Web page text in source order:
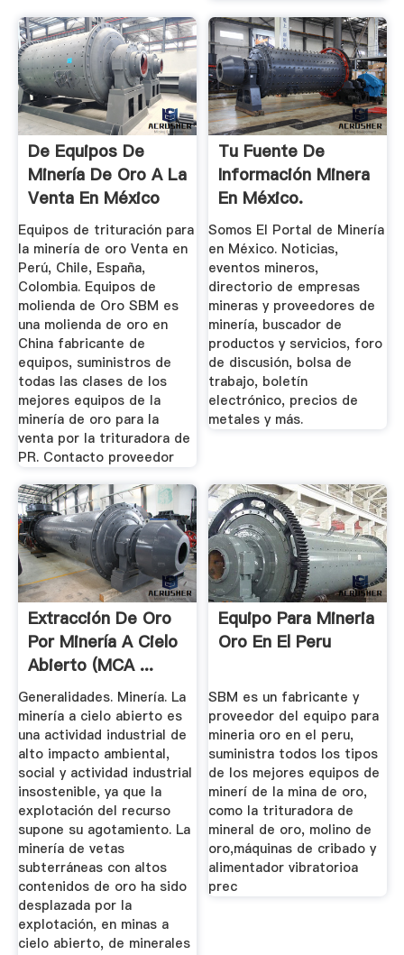
De Equipos De
Minería De Oro A La
Venta En México
Equipos de trituración para
la minería de oro Venta en
Perú, Chile, España,
Colombia. Equipos de
molienda de Oro SBM es
una molienda de oro en
China fabricante de
equipos, suministros de
todas las clases de los
mejores equipos de la
minería de oro para la
venta por la trituradora de
PR. Contacto proveedor
Tu Fuente De
Información Minera
En México.
Somos El Portal de Minería
en México. Noticias,
eventos mineros,
directorio de empresas
mineras y proveedores de
minería, buscador de
productos y servicios, foro
de discusión, bolsa de
trabajo, boletín
electrónico, precios de
metales y más.
Extracción De Oro
Por Minería A Cielo
Abierto (MCA ...
Generalidades. Minería. La
minería a cielo abierto es
una actividad industrial de
alto impacto ambiental,
social y actividad industrial
insostenible, ya que la
explotación del recurso
supone su agotamiento. La
minería de vetas
subterráneas con altos
contenidos de oro ha sido
desplazada por la
explotación, en minas a
cielo abierto, de minerales
Equipo Para Mineria
Oro En El Peru
SBM es un fabricante y
proveedor del equipo para
mineria oro en el peru,
suministra todos los tipos
de los mejores equipos de
minerí de la mina de oro,
como la trituradora de
mineral de oro, molino de
oro,máquinas de cribado y
alimentador vibratorioa
prec